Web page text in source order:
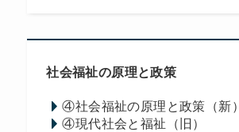
社会福祉の原理と政策
④社会福祉の原理と政策（新）
④現代社会と福祉（旧）